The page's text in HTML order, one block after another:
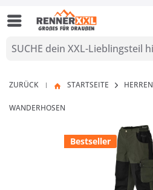
ZURÜCK | STARTSEITE HERREN
WANDERHOSEN
Bestseller